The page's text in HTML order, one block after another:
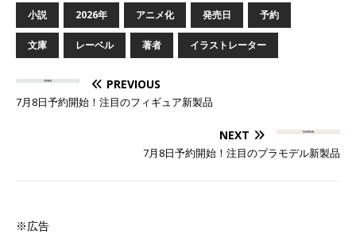
小説 2026年 アニメ化 発売日 予約
文庫 レーベル 著者 イラストレーター
PREVIOUS
7月8日予約開始！注目のフィギュア新製品
NEXT
7月8日予約開始！注目のプラモデル新製品
※広告